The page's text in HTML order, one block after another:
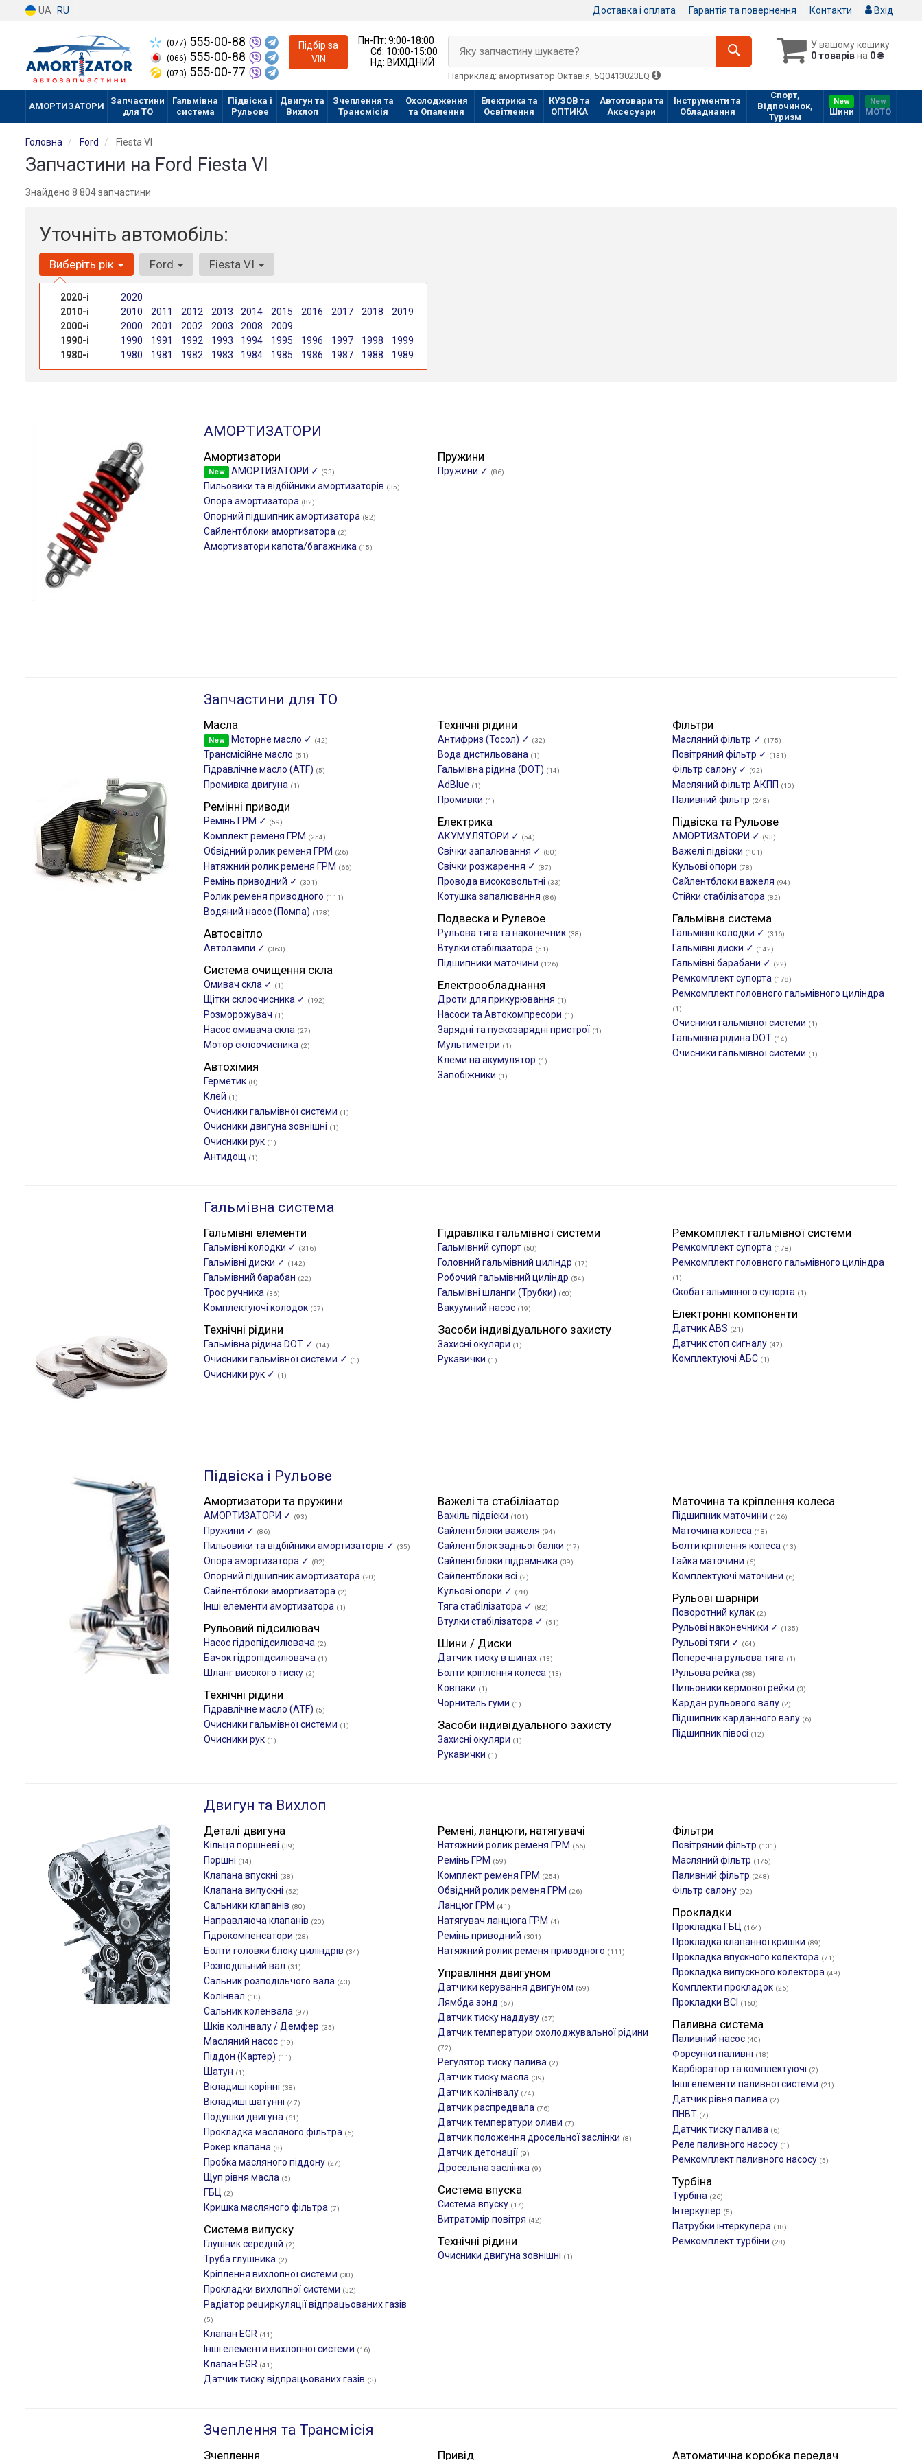
UA RU Доставка і оплата Гарантія та повернення Контакти Вхід
(077) 555-00-88
(066) 555-00-88
(073) 555-00-77
Підбір за
VIN
Пн-Пт:9:00-18:00
Сб: 10:00-15:00
Нд: ВИХІДНИЙ
У вашому кошику
0 товарівна 0 ₴
Яку запчастину шукаєте?
Наприклад: амортизатор Октавія, 5Q0413023EQ
АМОРТИЗАТОРИ
Запчастини
для ТО
Гальмівна
система
Підвіска і
Рульове
Двигун та
Вихлоп
Зчеплення та
Трансмісія
Охолодження
та Опалення
Електрика та
Освітлення
КУЗОВ та
ОПТИКА
Автотовари та
Аксесуари
Інструменти та
Обладнання
Спорт,
Відпочинок,
Туризм
New
Шини
New
МOTO
Головна Ford Fiesta VI
Запчастини на Ford Fiesta VI
Знайдено 8 804 запчастини
Уточніть автомобіль:
Виберіть рік
2020-і
2020
2010-і
2010 2011 2012 2013 2014 2015 2016 2017 2018
2019
2000-і
2000 2001 2002 2003 2008
2009
1990-і
1990 1991 1992 1993 1994 1995 1996 1997 1998
1999
1980-і
1980 1981 1982 1983 1984 1985 1986 1987 1988 1989
Ford Fiesta VI
АМОРТИЗАТОРИ
Амортизатори
New АМОРТИЗАТОРИ ✓ (93)
Пильовики та відбійники амортизаторів (35)
Опора амортизатора (82)
Опорний підшипник амортизатора (82)
Сайлентблоки амортизатора (2)
Амортизатори капота/багажника (15)
Пружини
Пружини ✓ (86)
Запчастини для ТО
Масла
New Моторне масло ✓ (42)
Трансмісійне масло (51)
Гідравлічне масло (ATF) (5)
Промивка двигуна (1)
Технічні рідини
Антифриз (Тосол) ✓ (32)
Вода дистильована (1)
Гальмівна рідина (DOT) (14)
AdBlue (1)
Промивки (1)
Фільтри
Масляний фільтр ✓ (175)
Повітряний фільтр ✓ (131)
Фільтр салону ✓ (92)
Масляний фільтр АКПП (10)
Паливний фільтр (248)
Ремінні приводи
Ремінь ГРМ ✓ (59)
Комплект ременя ГРМ (254)
Обвідний ролик ременя ГРМ (26)
Натяжний ролик ременя ГРМ (66)
Ремінь приводний ✓ (301)
Ролик ременя приводного (111)
Водяний насос (Помпа) (178)
Електрика
АКУМУЛЯТОРИ ✓ (54)
Свічки запалювання ✓ (80)
Свічки розжарення ✓ (87)
Провода високовольтні (33)
Котушка запалювання (86)
Підвіска та Рульове
АМОРТИЗАТОРИ ✓ (93)
Важелі підвіски (101)
Кульові опори (78)
Сайлентблоки важеля (94)
Стійки стабілізатора (82)
Подвеска и Рулевое
Рульова тяга та наконечник (38)
Втулки стабілізатора (51)
Підшипники маточини (126)
Гальмівна система
Гальмівні колодки ✓ (316)
Гальмівні диски ✓ (142)
Гальмівні барабани ✓ (22)
Ремкомплект супорта (178)
Ремкомплект головного гальмівного циліндра
(1)
Очисники гальмівної системи (1)
Гальмівна рідина DOT (14)
Очисники гальмівної системи (1)
Автосвітло
Автолампи ✓ (363)
Система очищення скла
Омивач скла ✓ (1)
Щітки склоочиcника ✓ (192)
Розморожувач (1)
Насос омивача скла (27)
Мотор склоочисника (2)
Електрообладнання
Дроти для прикурювання (1)
Насоси та Автокомпресори (1)
Зарядні та пускозарядні пристрої (1)
Мультиметри (1)
Клеми на акумулятор (1)
Запобіжники (1)
Автохімия
Герметик (8)
Клей (1)
Очисники гальмівної системи (1)
Очисники двигуна зовнішні (1)
Очисники рук (1)
Антидощ (1)
Гальмівна система
Гальмівні елементи
Гальмівні колодки ✓ (316)
Гальмівні диски ✓ (142)
Гальмівний барабан (22)
Трос ручника (36)
Комплектуючі колодок (57)
Гідравліка гальмівної системи
Гальмівний супорт (50)
Головний гальмівний циліндр (17)
Робочий гальмівний циліндр (54)
Гальмівні шланги (Трубки) (60)
Вакуумний насос (19)
Ремкомплект гальмівної системи
Ремкомплект супорта (178)
Ремкомплект головного гальмівного циліндра
(1)
Скоба гальмівного супорта (1)
Електронні компоненти
Датчик ABS (21)
Датчик стоп сигналу (47)
Комплектуючі АБС (1)
Технічні рідини
Гальмівна рідина DOT ✓ (14)
Очисники гальмівної системи ✓ (1)
Очисники рук ✓ (1)
Засоби індивідуального захисту
Захисні окуляри (1)
Рукавички (1)
Підвіска і Рульове
Амортизатори та пружини
АМОРТИЗАТОРИ ✓ (93)
Пружини ✓ (86)
Пильовики та відбійники амортизаторів ✓ (35)
Опора амортизатора ✓ (82)
Опорний підшипник амортизатора (20)
Сайлентблоки амортизатора (2)
Інші елементи амортизатора (1)
Важелі та стабілізатор
Важіль підвіски (101)
Сайлентблоки важеля (94)
Сайлентблок задньої балки (17)
Сайлентблоки підрамника (39)
Сайлентблоки всі (2)
Кульові опори ✓ (78)
Тяга стабілізатора ✓ (82)
Втулки стабілізатора ✓ (51)
Маточина та кріплення колеса
Підшипник маточини (126)
Маточина колеса (18)
Болти кріплення колеса (13)
Гайка маточини (6)
Комплектуючі маточини (6)
Рульові шарніри
Поворотний кулак (2)
Рульові наконечники ✓ (135)
Рульові тяги ✓ (64)
Поперечна рульова тяга (1)
Рульова рейка (38)
Пильовики кермової рейки (3)
Кардан рульового валу (2)
Підшипник карданного валу (6)
Підшипник півосі (12)
Рульовий підсилювач
Насос гідропідсилювача (2)
Бачок гідропідсилювача (1)
Шланг високого тиску (2)
Шини / Диски
Датчик тиску в шинах (13)
Болти кріплення колеса (13)
Ковпаки (1)
Чорнитель гуми (1)
Технічні рідини
Гідравлічне масло (ATF) (5)
Очисники гальмівної системи (1)
Очисники рук (1)
Засоби індивідуального захисту
Захисні окуляри (1)
Рукавички (1)
Двигун та Вихлоп
Деталі двигуна
Кільця поршневі (39)
Поршні (14)
Клапана впускні (38)
Клапана випускні (52)
Сальники клапанів (80)
Направляюча клапанів (20)
Гідрокомпенсатори (28)
Болти головки блоку циліндрів (34)
Розподільний вал (31)
Сальник розподільчого вала (43)
Колінвал (10)
Сальник коленвала (97)
Шків колінвалу / Демфер (35)
Масляний насос (19)
Піддон (Картер) (11)
Шатун (1)
Вкладиші корінні (38)
Вкладиші шатунні (47)
Подушки двигуна (61)
Прокладка масляного фільтра (6)
Рокер клапана (8)
Пробка масляного піддону (27)
Щуп рівня масла (5)
ГБЦ (2)
Кришка масляного фільтра (7)
Ремені, ланцюги, натягувачі
Нятяжний ролик ременя ГРМ (66)
Ремінь ГРМ (59)
Комплект ременя ГРМ (254)
Обвідний ролик ременя ГРМ (26)
Ланцюг ГРМ (41)
Натягувач ланцюга ГРМ (4)
Ремінь приводний (301)
Натяжний ролик ременя приводного (111)
Фільтри
Повітряний фільтр (131)
Масляний фільтр (175)
Паливний фільтр (248)
Фільтр салону (92)
Прокладки
Прокладка ГБЦ (164)
Прокладка клапанної кришки (89)
Прокладка впускного колектора (71)
Прокладка випускного колектора (49)
Комплекти прокладок (26)
Прокладки ВСІ (160)
Управління двигуном
Датчики керування двигуном (59)
Лямбда зонд (67)
Датчик тиску наддуву (57)
Датчик температури охолоджувальної рідини
(72)
Регулятор тиску палива (2)
Датчик тиску масла (39)
Датчик колінвалу (74)
Датчик распредвала (76)
Датчик температури оливи (7)
Датчик положення дросельної заслінки (8)
Датчик детонації (9)
Дросельна заслінка (9)
Паливна система
Паливний насос (40)
Форсунки паливні (18)
Карбюратор та комплектуючі (2)
Інші елементи паливної системи (21)
Датчик рівня палива (2)
ПНВТ (7)
Датчик тиску палива (6)
Реле паливного насосу (1)
Ремкомплект паливного насосу (5)
Турбіна
Турбіна (26)
Інтеркулер (5)
Патрубки інтеркулера (18)
Ремкомплект турбіни (28)
Система впуска
Система впуску (17)
Витратомір повітря (42)
Система випуску
Глушник середній (2)
Труба глушника (2)
Кріплення вихлопної системи (30)
Прокладки вихлопної системи (32)
Радіатор рециркуляції відпрацьованих газів
(5)
Клапан EGR (41)
Інші елементи вихлопної системи (16)
Клапан EGR (41)
Датчик тиску відпрацьованих газів (3)
Технічні рідини
Очисники двигуна зовнішні (1)
Зчеплення та Трансмісія
Зчеплення Привід Автоматична коробка передач